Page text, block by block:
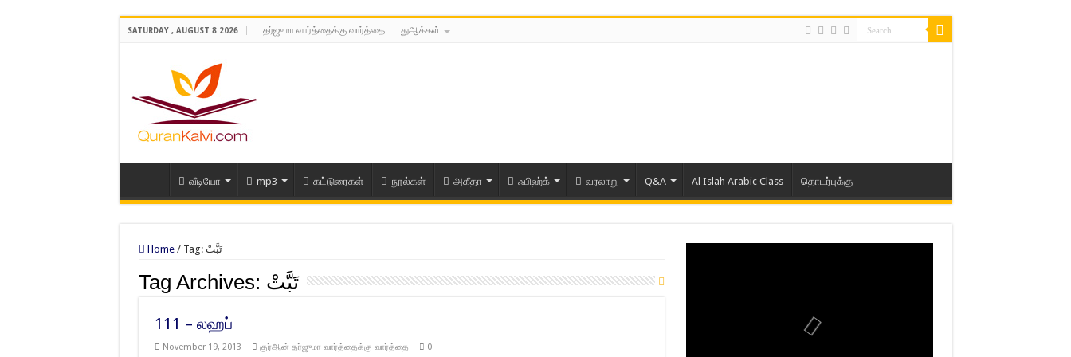
SATURDAY , AUGUST 8 2026 தர்ஜுமா வார்த்தைக்கு வார்த்தை துஆக்கள்
வீடியோ mp3 கட்டுரைகள் நூல்கள் அகீதா ஃபிஹ்க் வரலாறு Q&A Al Islah Arabic Class தொடர்புக்கு
Home / Tag: تَبَّتْ
Tag Archives: تَبَّتْ
111 – லஹப்
November 19, 2013 குர்ஆன் தர்ஜுமா வார்த்தைக்கு வார்த்தை 0